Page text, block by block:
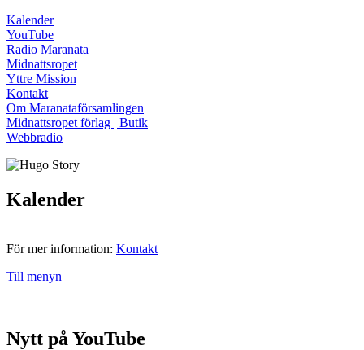
Kalender
YouTube
Radio Maranata
Midnattsropet
Yttre Mission
Kontakt
Om Maranataförsamlingen
Midnattsropet förlag | Butik
Webbradio
Kalender
För mer information: Kontakt
Till menyn
Nytt på YouTube